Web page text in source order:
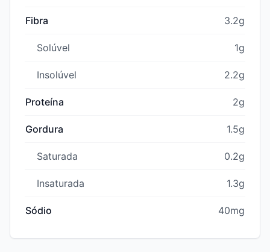
Fibra 3.2g
Solúvel 1g
Insolúvel 2.2g
Proteína 2g
Gordura 1.5g
Saturada 0.2g
Insaturada 1.3g
Sódio 40mg